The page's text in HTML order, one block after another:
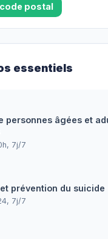
postal
essentiels
personnes âgées et
7j/7
prévention du suicide
7j/7